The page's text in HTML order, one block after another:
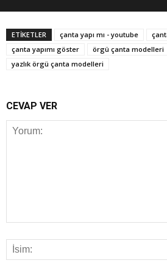
ETİKETLER çanta yapı mı - youtube
çanta yapımı göster
örgü çanta modelleri
yazlık örgü çanta modelleri
CEVAP VER